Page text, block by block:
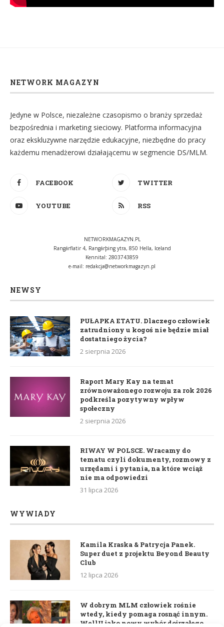
NETWORK MAGAZYN
Jedyne w Polsce, niezależne czasopismo o branży sprzedaż
bezpośrednia i marketing sieciowy. Platforma informacyjna
oraz ekskluzywne narzędzie edukacyjne, niezbędne do pracy
każdemu menadżerowi działającemu w segmencie DS/MLM.
FACEBOOK TWITTER
YOUTUBE RSS
NETWORKMAGAZYN.PL
Rangárflatir 4, Rangárþing ytra, 850 Hella, Iceland
Kennital: 2803743859
e-mail: redakcja@networkmagazyn.pl
NEWSY
PUŁAPKA ETATU. Dlaczego człowiek
zatrudniony u kogoś nie będzie miał
dostatniego życia?
2 sierpnia 2026
Raport Mary Kay na temat
zrównoważonego rozwoju za rok 2026
podkreśla pozytywny wpływ
społeczny
2 sierpnia 2026
RIWAY W POLSCE. Wracamy do
tematu czyli dokumenty, rozmowy z
urzędami i pytania, na które wciąż
nie ma odpowiedzi
31 lipca 2026
WYWIADY
Kamila Kraska & Patrycja Panek.
Super duet z projektu Beyond Beauty
Club
12 lipca 2026
W dobrym MLM człowiek rośnie
wtedy, kiedy pomaga rosnąć innym.
WellU jako nowy wybór dojrzałego